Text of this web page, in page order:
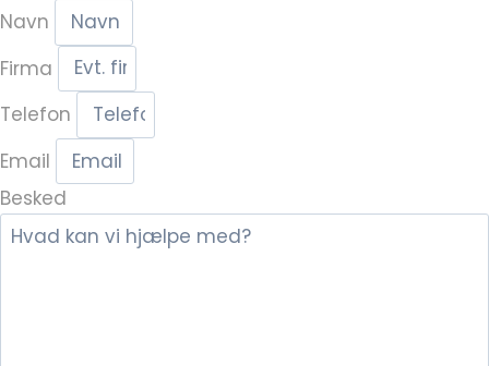
Navn
Firma
Telefon
Email
Besked